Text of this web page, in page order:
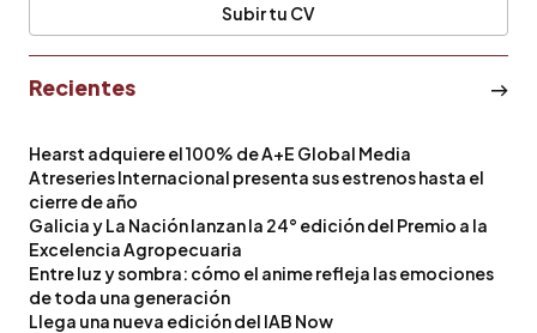
Subir tu CV
Recientes
Hearst adquiere el 100% de A+E Global Media
Atreseries Internacional presenta sus estrenos hasta el
cierre de año
Galicia y La Nación lanzan la 24° edición del Premio a la
Excelencia Agropecuaria
Entre luz y sombra: cómo el anime refleja las emociones
de toda una generación
Llega una nueva edición del IAB Now